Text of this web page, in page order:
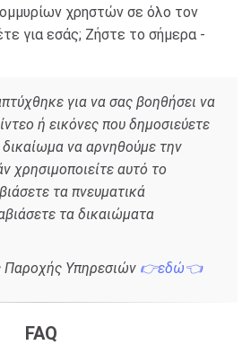
χρηστών σε όλο τον
για εσάς; Ζήστε το σήμερα -
για να σας βοηθήσει να
ή εικόνες που δημοσιεύετε
να αρνηθούμε την
χρησιμοποιείτε αυτό το
τα πνευματικά
τα δικαιώματα
Παροχής Υπηρεσιών 👉εδώ👈
FAQ